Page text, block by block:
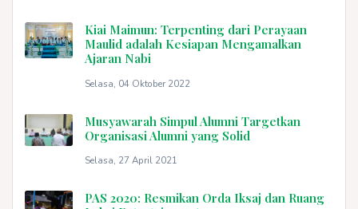
Kiai Maimun: Terpenting dari Perayaan
Maulid adalah Kesiapan Mengamalkan
Ajaran Nabi
Selasa, 04 Oktober 2022
Musyawarah Simpul Alumni Targetkan
Organisasi Alumni yang Solid
Selasa, 27 April 2021
PAS 2020: Resmikan Orda Iksaj dan Ruang